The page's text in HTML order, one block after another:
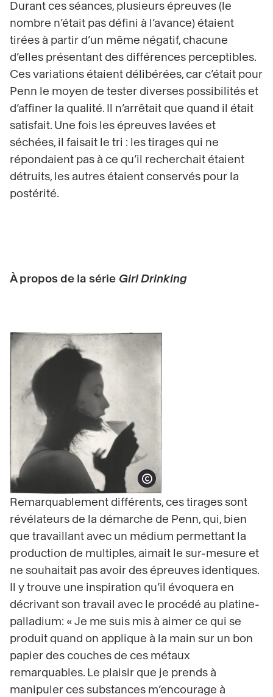
Durant ces séances, plusieurs épreuves (le
nombre n’était pas défini à l’avance) étaient
tirées à partir d’un même négatif, chacune
d’elles présentant des différences perceptibles.
Ces variations étaient délibérées, car c’était pour
Penn le moyen de tester diverses possibilités et
d’affiner la qualité. Il n’arrêtait que quand il était
satisfait. Une fois les épreuves lavées et
séchées, il faisait le tri : les tirages qui ne
répondaient pas à ce qu’il recherchait étaient
détruits, les autres étaient conservés pour la
postérité.
À propos de la série Girl Drinking
Show copyright
Remarquablement différents, ces tirages sont
révélateurs de la démarche de Penn, qui, bien
que travaillant avec un médium permettant la
production de multiples, aimait le sur-mesure et
ne souhaitait pas avoir des épreuves identiques.
Il y trouve une inspiration qu’il évoquera en
décrivant son travail avec le procédé au platine-
palladium: « Je me suis mis à aimer ce qui se
produit quand on applique à la main sur un bon
papier des couches de ces métaux
remarquables. Le plaisir que je prends à
manipuler ces substances m’encourage à